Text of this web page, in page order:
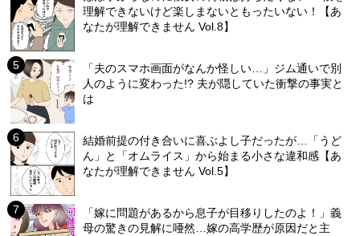
理解できないけど楽しまないともったいない！【あ
なたが理解できません Vol.8】
「夫のスマホ画面がなんか怪しい…」ジム通いで別
人のように変わった!? 夫が隠していた衝撃の事実と
は
結婚前提の付き合いに喜ぶよし子だったが…「うど
ん」と「オムライス」から始まる小さな違和感【あ
なたが理解できません Vol.5】
「嫁に問題があるから息子が目移りしたのよ！」義
母の驚きの見解に唖然…嫁の高学歴が原因だと主